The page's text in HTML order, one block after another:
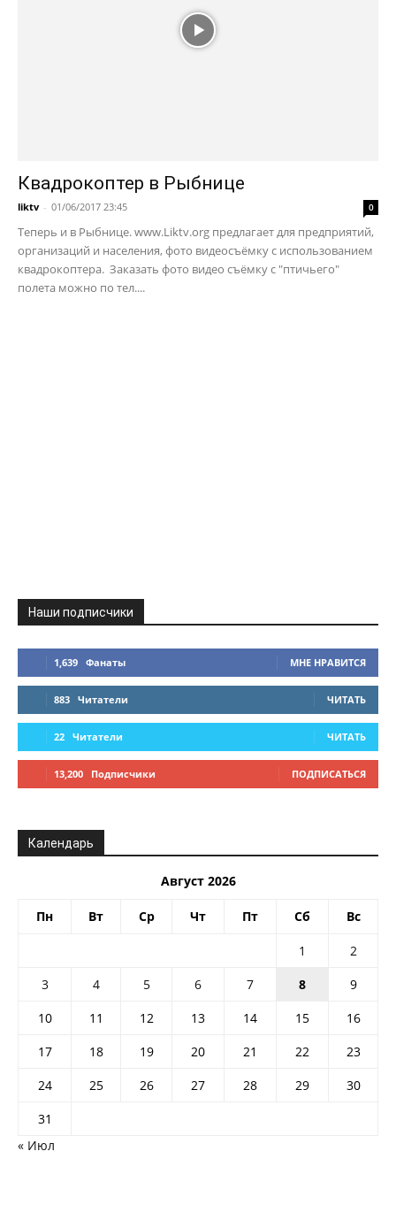
Квадрокоптер в Рыбнице
liktv - 01/06/2017 23:45 0
Теперь и в Рыбнице. www.Liktv.org предлагает для предприятий,
организаций и населения, фото видеосъёмку с использованием
квадрокоптера. Заказать фото видео съёмку с "птичьего"
полета можно по тел....
Наши подписчики
1,639 Фанаты МНЕ НРАВИТСЯ
883 Читатели ЧИТАТЬ
22 Читатели ЧИТАТЬ
13,200 Подписчики ПОДПИСАТЬСЯ
Календарь
Август 2026
Пн Вт Ср Чт Пт Сб Вс
1
2
3
4 5 6 7 8
9
10
11 12 13 14 15
16
17
18 19 20 21 22
23
24
25 26 27 28 29
30
31
« Июл